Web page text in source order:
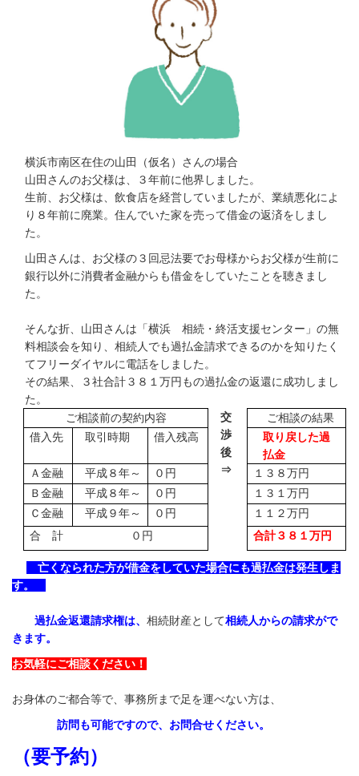
横浜市南区在住の山田（仮名）さんの場合
山田さんのお父様は、３年前に他界しました。
生前、お父様は、飲食店を経営していましたが、業績悪化によ
り８年前に廃業。住んでいた家を売って借金の返済をしまし
た。
山田さんは、お父様の３回忌法要でお母様からお父様が生前に
銀行以外に消費者金融からも借金をしていたことを聴きまし
た。
そんな折、山田さんは「横浜 相続・終活支援センター」の無
料相談会を知り、相続人でも過払金請求できるのかを知りたく
てフリーダイヤルに電話をしました。
その結果、３社合計３８１万円もの過払金の返還に成功しまし
た。
ご相談前の契約内容
交
渉
後
⇒
ご相談の結果
借入先
取引時期 借入残高
取り戻した過
払金
Ａ金融
平成８年～ ０円
１３８万円
Ｂ金融
平成８年～ ０円
１３１万円
Ｃ金融
平成９年～ ０円
１１２万円
合 計 ０円
合計３８１万円
亡くなられた方が借金をしていた場合にも過払金は発生しま
す。
過払金返還請求権は、 相続財産として相続人からの請求がで
きます。
お気軽にご相談ください！
お身体のご都合等で、事務所まで足を運べない方は、
訪問も可能ですので、お問合せください。
（要予約）